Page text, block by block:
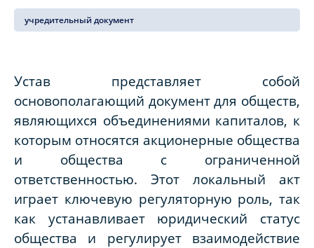
учредительный документ
Устав представляет собой
основополагающий документ для обществ,
являющихся объединениями капиталов, к
которым относятся акционерные общества
и общества с ограниченной
ответственностью. Этот локальный акт
играет ключевую регуляторную роль, так
как устанавливает юридический статус
общества и регулирует взаимодействие